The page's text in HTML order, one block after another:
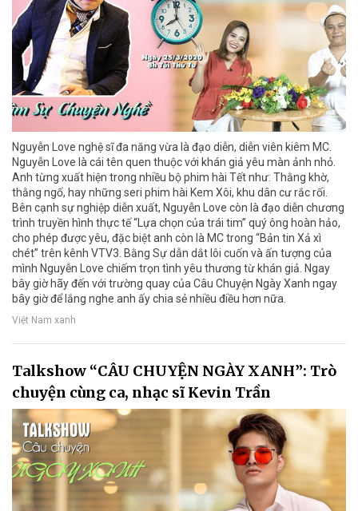
Nguyễn Love nghệ sĩ đa năng vừa là đạo diễn, diễn viên kiêm MC.
Nguyễn Love là cái tên quen thuộc với khán giả yêu màn ảnh nhỏ.
Anh từng xuất hiện trong nhiều bộ phim hài Tết như: Thằng khờ,
thằng ngố, hay những seri phim hài Kem Xôi, khu dân cư rắc rối.
Bên cạnh sự nghiệp diễn xuất, Nguyễn Love còn là đạo diễn chương
trình truyền hình thực tế “Lựa chọn của trái tim” quý ông hoàn hảo,
cho phép được yêu, đặc biệt anh còn là MC trong “Bản tin Xả xì
chét” trên kênh VTV3. Bằng Sự dẫn dắt lôi cuốn và ấn tượng của
mình Nguyễn Love chiếm trọn tình yêu thương từ khán giả. Ngay
bây giờ hãy đến với trường quay của Câu Chuyện Ngày Xanh ngay
bây giờ để lắng nghe anh ấy chia sẻ nhiều điều hơn nữa.
Việt Nam xanh
Talkshow “CÂU CHUYỆN NGÀY XANH”: Trò
chuyện cùng ca, nhạc sĩ Kevin Trần